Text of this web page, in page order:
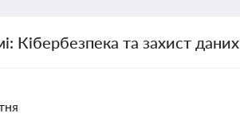
Кібербезпека та захист даних